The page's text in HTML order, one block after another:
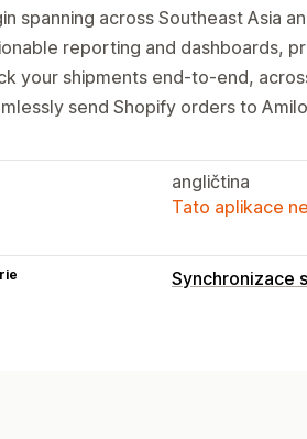
spanning across Southeast Asia
reporting and dashboards,
your shipments end-to-end,
send Shopify orders to
angličtina
Tato aplikace
Synchronizace